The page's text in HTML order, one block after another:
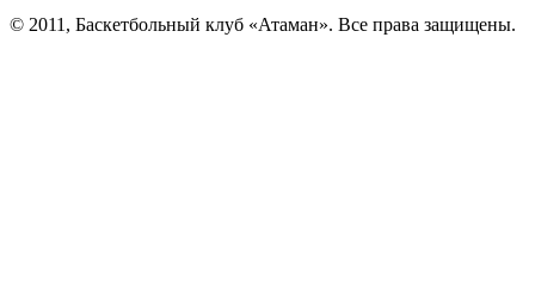
© 2011, Баскетбольный клуб «Атаман». Все права защищены.